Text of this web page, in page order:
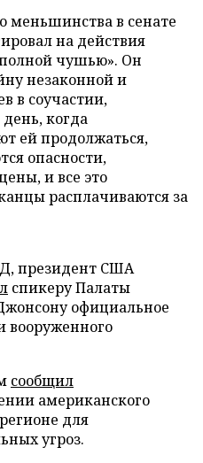
меньшинства в сенате
на действия
чушью». Он
незаконной и
в соучастии,
когда
ей продолжаться,
опасности,
и все это
расплачиваются за
президент США
спикеру Палаты
официальное
вооруженного
сообщил
американского
для
угроз.